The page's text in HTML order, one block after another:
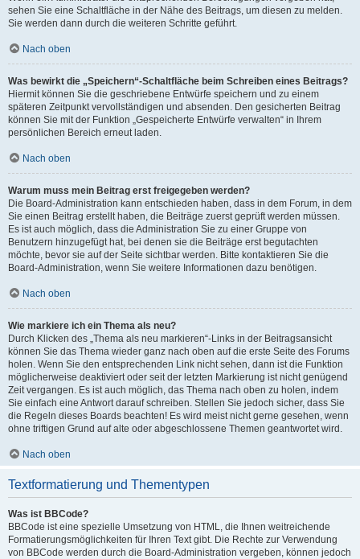
sehen Sie eine Schaltfläche in der Nähe des Beitrags, um diesen zu melden.
Sie werden dann durch die weiteren Schritte geführt.
Nach oben
Was bewirkt die „Speichern“-Schaltfläche beim Schreiben eines Beitrags?
Hiermit können Sie die geschriebene Entwürfe speichern und zu einem
späteren Zeitpunkt vervollständigen und absenden. Den gesicherten Beitrag
können Sie mit der Funktion „Gespeicherte Entwürfe verwalten“ in Ihrem
persönlichen Bereich erneut laden.
Nach oben
Warum muss mein Beitrag erst freigegeben werden?
Die Board-Administration kann entschieden haben, dass in dem Forum, in dem
Sie einen Beitrag erstellt haben, die Beiträge zuerst geprüft werden müssen.
Es ist auch möglich, dass die Administration Sie zu einer Gruppe von
Benutzern hinzugefügt hat, bei denen sie die Beiträge erst begutachten
möchte, bevor sie auf der Seite sichtbar werden. Bitte kontaktieren Sie die
Board-Administration, wenn Sie weitere Informationen dazu benötigen.
Nach oben
Wie markiere ich ein Thema als neu?
Durch Klicken des „Thema als neu markieren“-Links in der Beitragsansicht
können Sie das Thema wieder ganz nach oben auf die erste Seite des Forums
holen. Wenn Sie den entsprechenden Link nicht sehen, dann ist die Funktion
möglicherweise deaktiviert oder seit der letzten Markierung ist nicht genügend
Zeit vergangen. Es ist auch möglich, das Thema nach oben zu holen, indem
Sie einfach eine Antwort darauf schreiben. Stellen Sie jedoch sicher, dass Sie
die Regeln dieses Boards beachten! Es wird meist nicht gerne gesehen, wenn
ohne triftigen Grund auf alte oder abgeschlossene Themen geantwortet wird.
Nach oben
Textformatierung und Thementypen
Was ist BBCode?
BBCode ist eine spezielle Umsetzung von HTML, die Ihnen weitreichende
Formatierungsmöglichkeiten für Ihren Text gibt. Die Rechte zur Verwendung
von BBCode werden durch die Board-Administration vergeben, können jedoch